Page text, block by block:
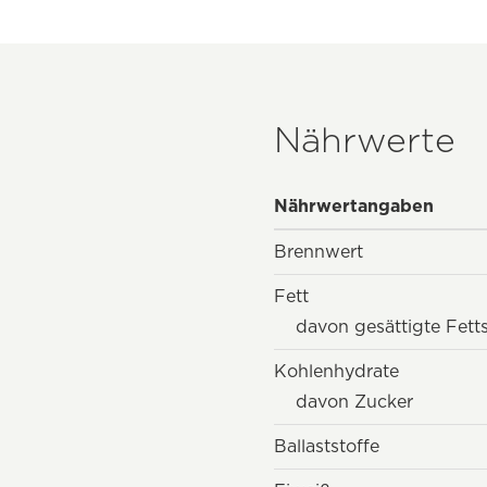
Nährwerte
Nährwertangaben
Brennwert
Fett
davon gesättigte
Kohlenhydrate
davon Zucker
Ballaststoffe